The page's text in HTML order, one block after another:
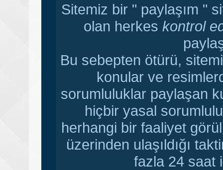
Sitemiz bir " paylaşım "
olan herkes kontrol
Bu sebepten ötürü,
konular ve
sorumluluklar paylaşan
hiçbir yasal
herhangi bir faaliyet
üzerinden ulaşıldığı
fazla 24 saat